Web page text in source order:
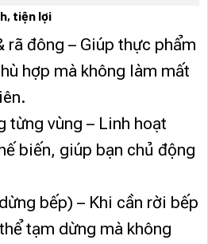
tiện lợi
rã đông – Giúp thực phẩm
hợp mà không làm mất
từng vùng – Linh hoạt
biến, giúp bạn chủ động
bếp) – Khi cần rời bếp
tạm dừng mà không